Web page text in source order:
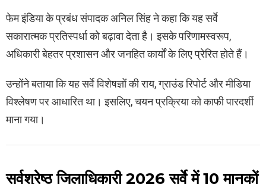
फेम इंडिया के प्रबंध संपादक अनिल सिंह ने कहा कि यह सर्वे
सकारात्मक प्रतिस्पर्धा को बढ़ावा देता है। इसके परिणामस्वरूप,
अधिकारी बेहतर प्रशासन और जनहित कार्यों के लिए प्रेरित होते हैं।
उन्होंने बताया कि यह सर्वे विशेषज्ञों की राय, ग्राउंड रिपोर्ट और मीडिया
विश्लेषण पर आधारित था। इसलिए, चयन प्रक्रिया को काफी पारदर्शी
माना गया।
सर्वश्रेष्ठ जिलाधिकारी 2026 सर्वे में 10 मानकों